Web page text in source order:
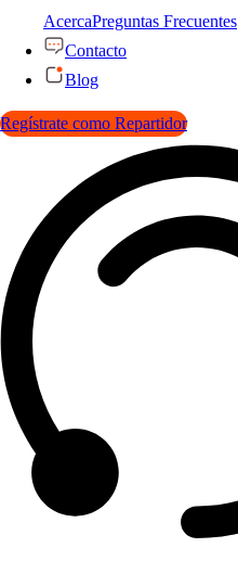
AcercaPreguntas Frecuentes
Contacto
Blog
Regístrate como Repartidor